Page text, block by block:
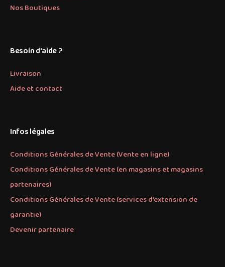
Nos Boutiques
Besoin d'aide ?
Livraison
Aide et contact
Infos légales
Conditions Générales de Vente (Vente en ligne)
Conditions Générales de Vente (en magasins et magasins
partenaires)
Conditions Générales de Vente (services d’extension de
garantie)
Devenir partenaire